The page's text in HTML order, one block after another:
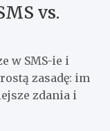
vs.
w SMS-ie i
zasadę: im
zdania i